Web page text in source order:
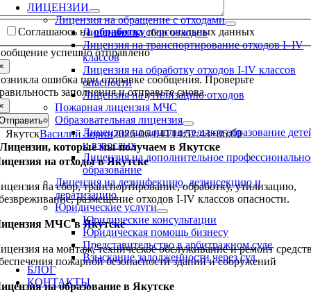
ЛИЦЕНЗИИ
Лицензия на обращение с отходами
Лицензия на сбор отходов
Лицензия на транспортирование отходов I–IV
классов
Лицензия на обработку отходов I-IV классов
опасности
Лицензия на утилизацию отходов
Пожарная лицензия МЧС
Образовательная лицензия
Лицензия на дополнительное образование
и взрослых
Лицензия на дополнительное
образование
Лицензия на дезинфекцию, дезинсекцию и
дератизацию
Юридические услуги
Юридические консультации
Юридическая помощь бизнесу
Представительство в арбитражном суде
Взыскание задолженности через суд
БЛОГ
КОНТАКТЫ
Соглашаюсь наобработкуперсональных данных
успешно отправлено
ошибка при отправке сообщения. Проверьте
заполнения и отправьте снова.
ЯкутскВасилий Зорин2026-06-04T14:52:43+06:00
Лицензии, которые мы получаем в Якутске
на отходы в Якутске
на сбор, транспортирование, обработку, утилизацию,
размещение отходов I-IV классов опасности.
МЧС в Якутске
на монтаж, техническое обслуживание и ремонт
пожарной безопасности зданий и сооружений
на образование в Якутске